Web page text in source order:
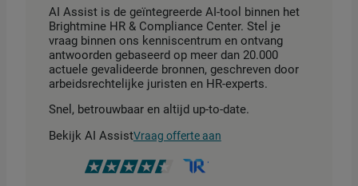
AI Assist is de geïntegreerde AI-tool binnen het
Brightmine HR & Compliance Center. Stel je
vraag binnen ons kenniscentrum en ontvang
antwoorden gebaseerd op meer dan 20.000
actuele gevalideerde bronnen, geschreven door
arbeidsrechtelijke juristen en HR-experts.
Snel, betrouwbaar en altijd up-to-date.
Bekijk AI AssistVraag offerte aan